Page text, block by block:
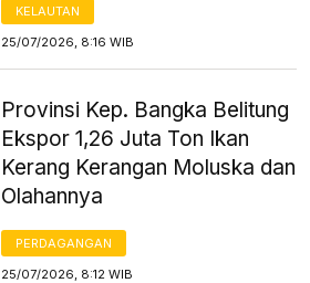
KELAUTAN
25/07/2026, 8:16 WIB
Provinsi Kep. Bangka Belitung
Ekspor 1,26 Juta Ton Ikan
Kerang Kerangan Moluska dan
Olahannya
PERDAGANGAN
25/07/2026, 8:12 WIB